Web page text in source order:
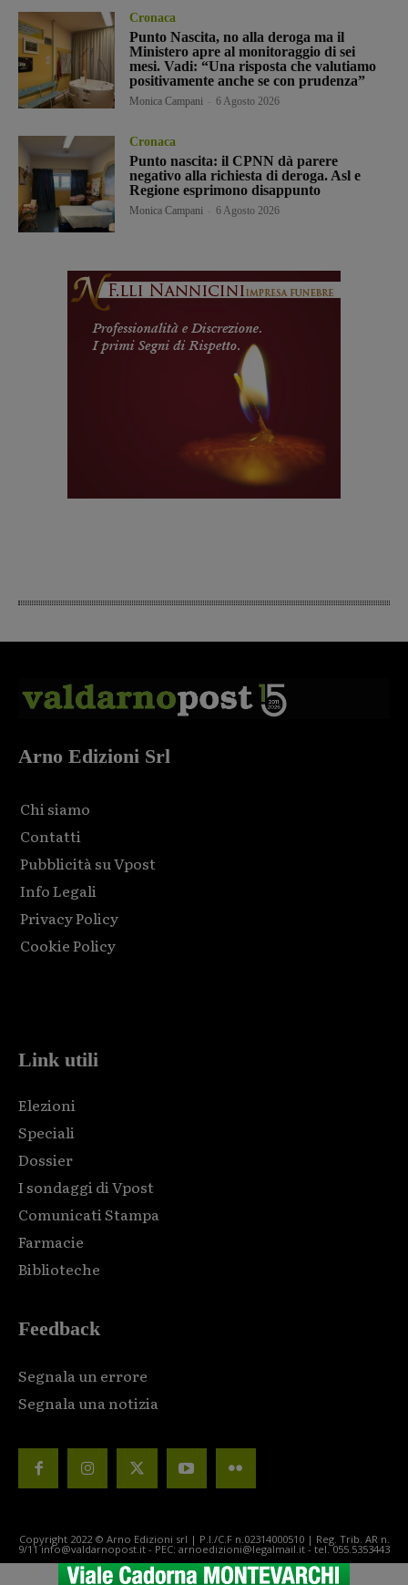
Cronaca
Punto Nascita, no alla deroga ma il
Ministero apre al monitoraggio di sei
mesi. Vadi: “Una risposta che valutiamo
positivamente anche se con prudenza”
Monica Campani 6 Agosto 2026
Cronaca
Punto nascita: il CPNN dà parere
negativo alla richiesta di deroga. Asl e
Regione esprimono disappunto
Monica Campani 6 Agosto 2026
Arno Edizioni Srl
Chi siamo
Contatti
Pubblicità su Vpost
Info Legali
Privacy Policy
Cookie Policy
Link utili
Elezioni
Speciali
Dossier
I sondaggi di Vpost
Comunicati Stampa
Farmacie
Biblioteche
Feedback
Segnala un errore
Segnala una notizia
Copyright 2022 © Arno Edizioni srl | P.I./C.F n.02314000510 | Reg. Trib. AR n.
9/11 info@valdarnopost.it - PEC: arnoedizioni@legalmail.it - tel. 055.5353443